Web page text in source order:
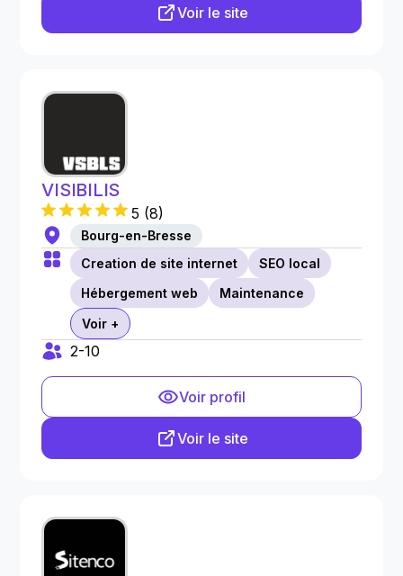
Voir le site
VISIBILIS
5 (8)
Bourg-en-Bresse
Creation de site internet
SEO local
Hébergement web
Maintenance
Voir +
2-10
Voir profil
Voir le site